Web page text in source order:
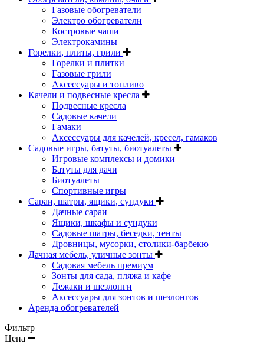
Газовые обогреватели
Электро обогреватели
Костровые чаши
Электрокамины
Горелки, плиты, грили
Горелки и плитки
Газовые грили
Аксессуары и топливо
Качели и подвесные кресла
Подвесные кресла
Садовые качели
Гамаки
Аксессуары для качелей, кресел, гамаков
Садовые игры, батуты, биотуалеты
Игровые комплексы и домики
Батуты для дачи
Биотуалеты
Спортивные игры
Сараи, шатры, ящики, сундуки
Дачные сараи
Ящики, шкафы и сундуки
Садовые шатры, беседки, тенты
Дровницы, мусорки, столики-барбекю
Дачная мебель, уличные зонты
Садовая мебель премиум
Зонты для сада, пляжа и кафе
Лежаки и шезлонги
Аксессуары для зонтов и шезлонгов
Аренда обогревателей
Фильтр
Цена